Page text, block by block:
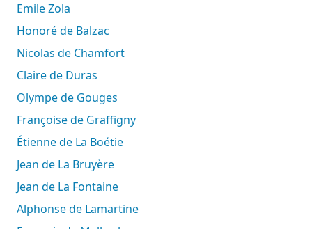
Emile Zola
Honoré de Balzac
Nicolas de Chamfort
Claire de Duras
Olympe de Gouges
Françoise de Graffigny
Étienne de La Boétie
Jean de La Bruyère
Jean de La Fontaine
Alphonse de Lamartine